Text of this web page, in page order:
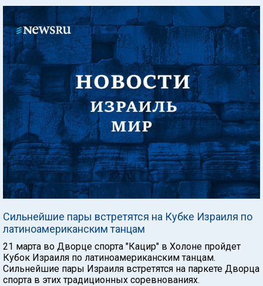
Сильнейшие пары встретятся на Кубке Израиля по
латиноамериканским танцам
21 марта во Дворце спорта "Кацир" в Холоне пройдет
Кубок Израиля по латиноамериканским танцам.
Сильнейшие пары Израиля встретятся на паркете Дворца
спорта в этих традиционных соревнованиях.